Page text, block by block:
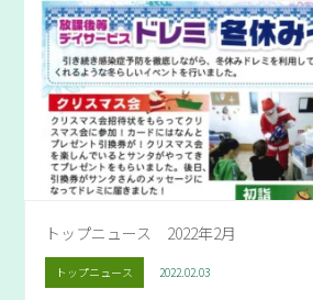
トップニュース 2022年2月
トップニュース 2022.02.03